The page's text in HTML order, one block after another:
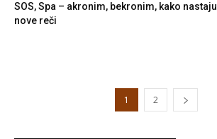
SOS, Spa – akronim, bekronim, kako nastaju
nove reči
1 2